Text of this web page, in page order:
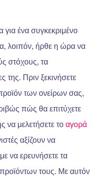
για ένα συγκεκριμένο
λοιπόν, ήρθε η ώρα να
στόχους, τα
της. Πριν ξεκινήσετε
των ονείρων σας,
πώς θα επιτύχετε
να μελετήσετε το αγορά
αξίζουν να
να ερευνήσετε τα
τους. Με αυτόν